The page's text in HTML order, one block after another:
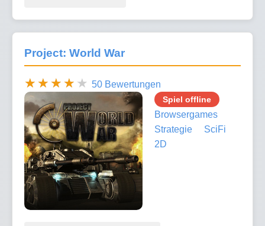
Project: World War
50 Bewertungen
Spiel offline
Browsergames
Strategie
SciFi
2D